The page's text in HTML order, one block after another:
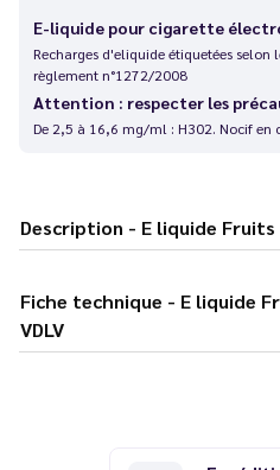
E-liquide pour cigarette
Recharges d'eliquide étiquetées
règlement n°1272/2008
Attention : respecter les
De 2,5 à 16,6 mg/ml : H302. Nocif en
Description - E
Fiche technique - E liquide Fruits des Bois 10 ml -
VDLV